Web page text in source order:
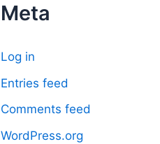
vMeta
Log in
Entries feed
Comments feed
WordPress.org